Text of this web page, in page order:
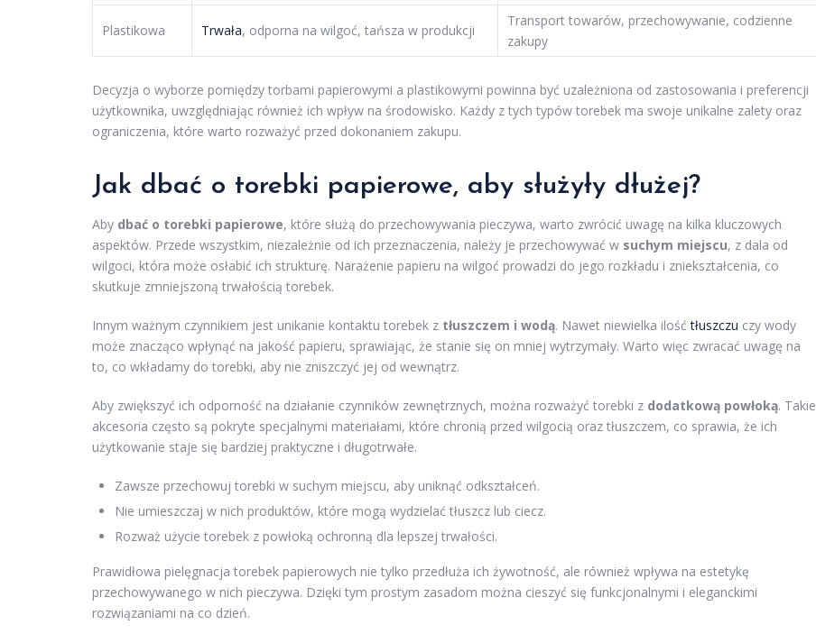
Plastikowa Trwała, odporna na wilgoć, tańsza w produkcji
Transport towarów, przechowywanie, codzienne
zakupy
Decyzja o wyborze pomiędzy torbami papierowymi a plastikowymi powinna być uzależniona od zastosowania i preferencji
użytkownika, uwzględniając również ich wpływ na środowisko. Każdy z tych typów torebek ma swoje unikalne zalety oraz
ograniczenia, które warto rozważyć przed dokonaniem zakupu.
Jak dbać o torebki papierowe, aby służyły dłużej?
Aby dbać o torebki papierowe, które służą do przechowywania pieczywa, warto zwrócić uwagę na kilka kluczowych
aspektów. Przede wszystkim, niezależnie od ich przeznaczenia, należy je przechowywać w suchym miejscu, z dala od
wilgoci, która może osłabić ich strukturę. Narażenie papieru na wilgoć prowadzi do jego rozkładu i zniekształcenia, co
skutkuje zmniejszoną trwałością torebek.
Innym ważnym czynnikiem jest unikanie kontaktu torebek z tłuszczem i wodą. Nawet niewielka ilośćtłuszczu czy wody
może znacząco wpłynąć na jakość papieru, sprawiając, że stanie się on mniej wytrzymały. Warto więc zwracać uwagę na
to, co wkładamy do torebki, aby nie zniszczyć jej od wewnątrz.
Aby zwiększyć ich odporność na działanie czynników zewnętrznych, można rozważyć torebki z dodatkową powłoką. Takie
akcesoria często są pokryte specjalnymi materiałami, które chronią przed wilgocią oraz tłuszczem, co sprawia, że ich
użytkowanie staje się bardziej praktyczne i długotrwałe.
Zawsze przechowuj torebki w suchym miejscu, aby uniknąć odkształceń.
Nie umieszczaj w nich produktów, które mogą wydzielać tłuszcz lub ciecz.
Rozważ użycie torebek z powłoką ochronną dla lepszej trwałości.
Prawidłowa pielęgnacja torebek papierowych nie tylko przedłuża ich żywotność, ale również wpływa na estetykę
przechowywanego w nich pieczywa. Dzięki tym prostym zasadom można cieszyć się funkcjonalnymi i eleganckimi
rozwiązaniami na co dzień.